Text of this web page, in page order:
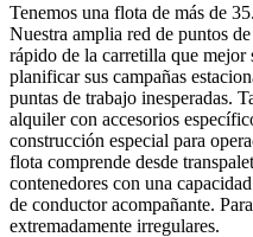
Tenemos una flota de más de
Nuestra amplia red de puntos
rápido de la carretilla que mejor
planificar sus campañas
puntas de trabajo inesperadas.
alquiler con accesorios
construcción especial para
flota comprende desde
contenedores con una
de conductor acompañante.
extremadamente irregulares.